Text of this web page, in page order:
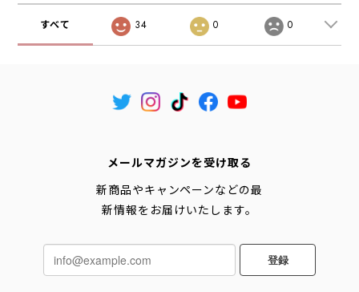
すべて 34 0 0
メールマガジンを受け取る
新商品やキャンペーンなどの最
新情報をお届けいたします。
登録